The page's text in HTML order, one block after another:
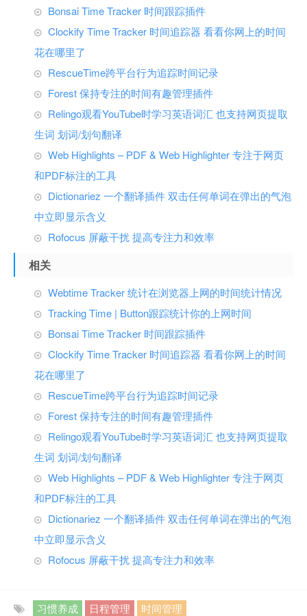
Bonsai Time Tracker 时间跟踪插件
Clockify Time Tracker 时间追踪器 看看你网上的时间
花在哪里了
RescueTime跨平台行为追踪时间记录
Forest 保持专注的时间有趣管理插件
Relingo观看YouTube时学习英语词汇 也支持网页提取
生词 划词/划句翻译
Web Highlights – PDF & Web Highlighter 专注于网页
和PDF标注的工具
Dictionariez 一个翻译插件 双击任何单词在弹出的气泡
中立即显示含义
Rofocus 屏蔽干扰 提高专注力和效率
相关
Webtime Tracker 统计在浏览器上网的时间统计情况
Tracking Time | Button跟踪统计你的上网时间
Bonsai Time Tracker 时间跟踪插件
Clockify Time Tracker 时间追踪器 看看你网上的时间
花在哪里了
RescueTime跨平台行为追踪时间记录
Forest 保持专注的时间有趣管理插件
Relingo观看YouTube时学习英语词汇 也支持网页提取
生词 划词/划句翻译
Web Highlights – PDF & Web Highlighter 专注于网页
和PDF标注的工具
Dictionariez 一个翻译插件 双击任何单词在弹出的气泡
中立即显示含义
Rofocus 屏蔽干扰 提高专注力和效率
习惯养成 日程管理 时间管理